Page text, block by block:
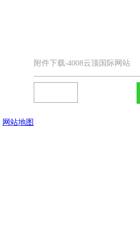
附件下载-4008云顶国际网站
网站地图